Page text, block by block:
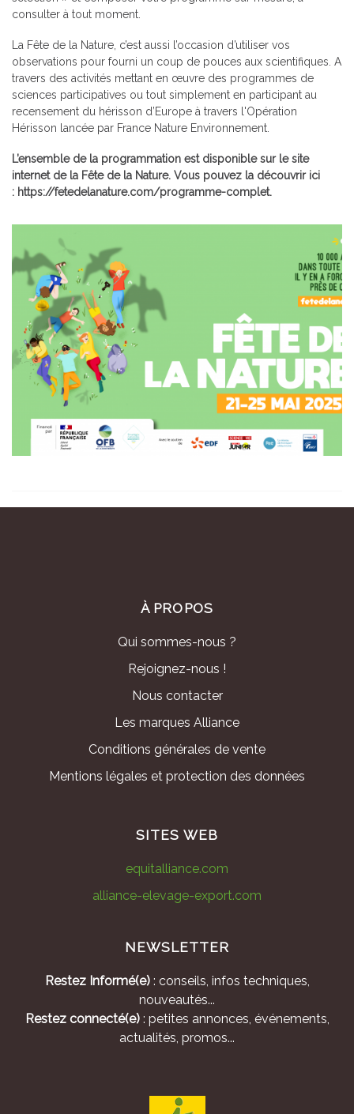
consulter à tout moment.
La Fête de la Nature, c’est aussi l’occasion d’utiliser vos
observations pour fourni un coup de pouces aux scientifiques. A
travers des activités mettant en œuvre des programmes de
sciences participatives ou tout simplement en participant au
recensement du hérisson d’Europe à travers l'Opération
Hérisson lancée par France Nature Environnement.
L’ensemble de la programmation est disponible sur le site
internet de la Fête de la Nature. Vous pouvez la découvrir ici
: https://fetedelanature.com/programme-complet.
À PROPOS
Qui sommes-nous ?
Rejoignez-nous !
Nous contacter
Les marques Alliance
Conditions générales de vente
Mentions légales et protection des données
SITES WEB
equitalliance.com
alliance-elevage-export.com
NEWSLETTER
Restez Informé(e): conseils, infos techniques,
nouveautés...
Restez connecté(e): petites annonces, événements,
actualités, promos...